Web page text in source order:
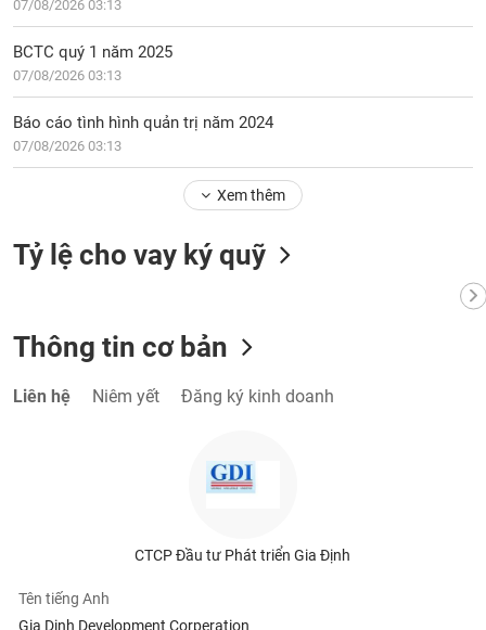
07/08/2026 03:13
BCTC quý 1 năm 2025
07/08/2026 03:13
Báo cáo tình hình quản trị năm 2024
07/08/2026 03:13
Xem thêm
Tỷ lệ cho vay ký quỹ
Thông tin cơ bản
Liên hệ Niêm yết Đăng ký kinh doanh
CTCP Đầu tư Phát triển Gia Định
Tên tiếng Anh
Gia Dinh Development Corperation